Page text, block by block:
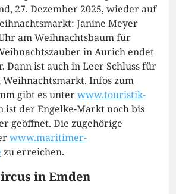
27. Dezember 2025, wieder auf
Janine Meyer
am Weihnachtsbaum für
in Aurich endet
Dann ist auch in Leer Schluss für
Infos zum
gibt es unterwww.touristik-
ist der Engelke-Markt noch bis
geöffnet. Die zugehörige
www.maritimer-
zu erreichen.
in Emden